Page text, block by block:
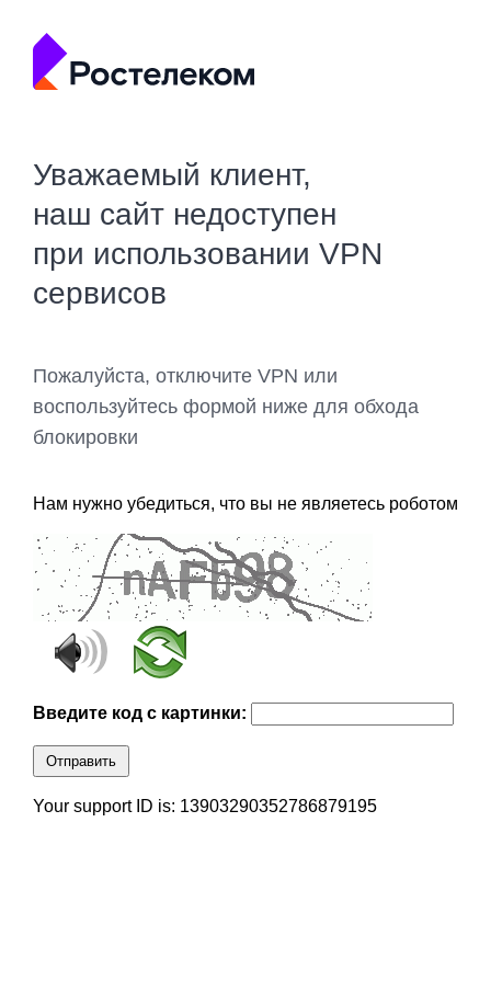
Уважаемый клиент,
наш сайт недоступен
при использовании VPN
сервисов
Пожалуйста, отключите VPN или
воспользуйтесь формой ниже для обхода
блокировки
Нам нужно убедиться, что вы не являетесь роботом
Введите код с картинки:
Отправить
Your support ID is: 13903290352786879195